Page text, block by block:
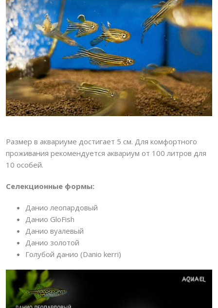
Размер в аквариуме достигает 5 см. Для комфортного
проживания рекомендуется аквариум от 100 литров для
10 особей.
Селекционные формы:
Данио леопардовый
Данио GloFish
Данио вуалевый
Данио золотой
Голубой данио (Danio kerri)